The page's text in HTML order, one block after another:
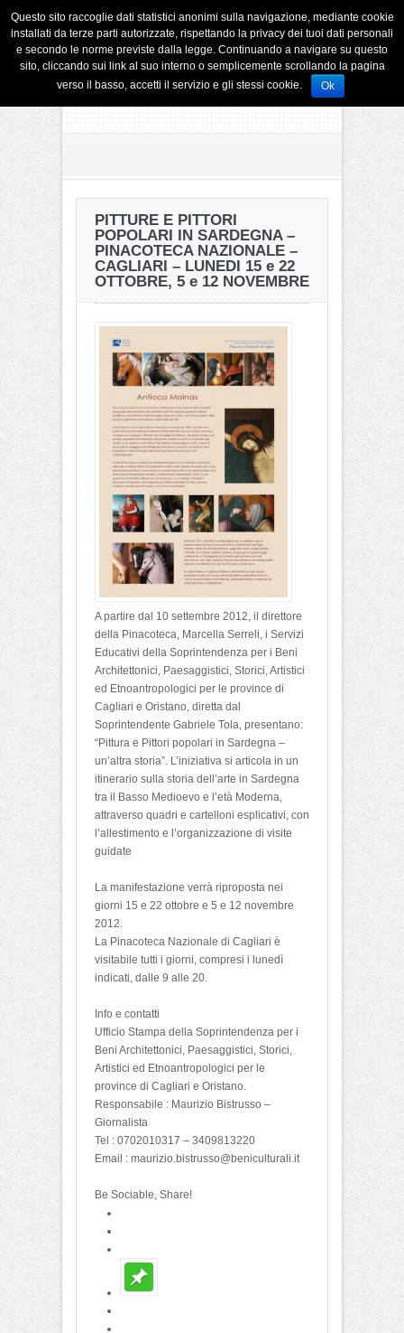
PITTURE E PITTORI
POPOLARI IN SARDEGNA –
PINACOTECA NAZIONALE –
CAGLIARI – LUNEDI 15 e 22
OTTOBRE, 5 e 12 NOVEMBRE
A partire dal 10 settembre 2012, il direttore
della Pinacoteca, Marcella Serreli, i Servizi
Educativi della Soprintendenza per i Beni
Architettonici, Paesaggistici, Storici, Artistici
ed Etnoantropologici per le province di
Cagliari e Oristano, diretta dal
Soprintendente Gabriele Tola, presentano:
“Pittura e Pittori popolari in Sardegna –
un’altra storia”. L’iniziativa si articola in un
itinerario sulla storia dell’arte in Sardegna
tra il Basso Medioevo e l’età Moderna,
attraverso quadri e cartelloni esplicativi, con
l’allestimento e l’organizzazione di visite
guidate
La manifestazione verrà riproposta nei
giorni 15 e 22 ottobre e 5 e 12 novembre
2012.
La Pinacoteca Nazionale di Cagliari è
visitabile tutti i giorni, compresi i lunedì
indicati, dalle 9 alle 20.
Info e contatti
Ufficio Stampa della Soprintendenza per i
Beni Architettonici, Paesaggistici, Storici,
Artistici ed Etnoantropologici per le
province di Cagliari e Oristano.
Responsabile : Maurizio Bistrusso –
Giornalista
Tel : 0702010317 – 3409813220
Email : maurizio.bistrusso@beniculturali.it
Be Sociable, Share!
Questo sito raccoglie dati statistici anonimi sulla navigazione, mediante cookie
installati da terze parti autorizzate, rispettando la privacy dei tuoi dati personali
e secondo le norme previste dalla legge. Continuando a navigare su questo
sito, cliccando sui link al suo interno o semplicemente scrollando la pagina
verso il basso, accetti il servizio e gli stessi cookie.
Ok